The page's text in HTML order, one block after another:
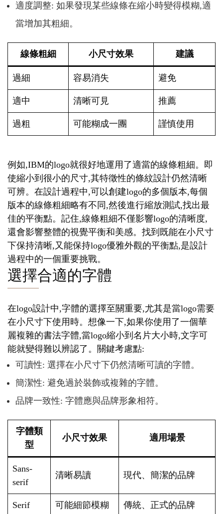
適度調整: 如果發現某些線條在縮小時變得模糊,適
當增加其粗細。
線條粗細 小尺寸效果 建議
過細 容易消失 避免
適中 清晰可見 推薦
過粗 可能糊成一團 謹慎使用
例如,IBM的logo就很好地運用了適當的線條粗細。即
使縮小到很小的尺寸,其特徵性的條紋設計仍然清晰
可辨。在設計過程中,可以創建logo的多個版本,每個
版本的線條粗細略有不同,然後進行縮放測試,找出最
佳的平衡點。記住,線條粗細不僅影響logo的清晰度,
還會影響整體的視覺平衡和美感。找到既能在小尺寸
下保持清晰,又能保持logo優雅外觀的平衡點,是設計
過程中的一個重要挑戰。
選擇合適的字體
在logo設計中,字體的選擇至關重要,尤其是當logo需要
在小尺寸下使用時。想像一下,如果你使用了一個華
麗複雜的書法字體,當logo縮小到名片大小時,文字可
能就變得難以辨認了。關鍵考慮點:
可讀性: 選擇在小尺寸下仍然清晰可讀的字體。
簡潔性: 避免過於裝飾或複雜的字體。
品牌一致性: 字體應與品牌形象相符。
字體類
型
小尺寸效果 適用場景
Sans-
serif
清晰易讀 現代、簡潔的品牌
Serif 可能細節模糊 傳統、正式的品牌